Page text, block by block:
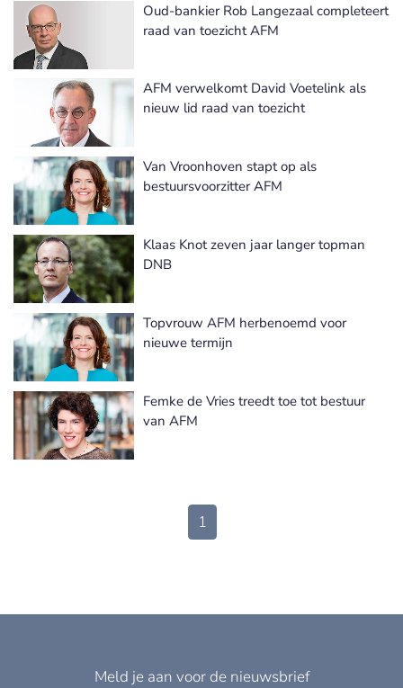
Oud-bankier Rob Langezaal completeert
raad van toezicht AFM
AFM verwelkomt David Voetelink als
nieuw lid raad van toezicht
Van Vroonhoven stapt op als
bestuursvoorzitter AFM
Klaas Knot zeven jaar langer topman
DNB
Topvrouw AFM herbenoemd voor
nieuwe termijn
Femke de Vries treedt toe tot bestuur
van AFM
1
Meld je aan voor de nieuwsbrief